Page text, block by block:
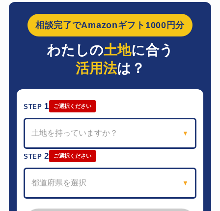
相談完了でAmazonギフト1000円分
わたしの土地に合う
活用法は？
STEP 1 ご選択ください
土地を持っていますか？ ▼
STEP2 ご選択ください
都道府県を選択 ▼